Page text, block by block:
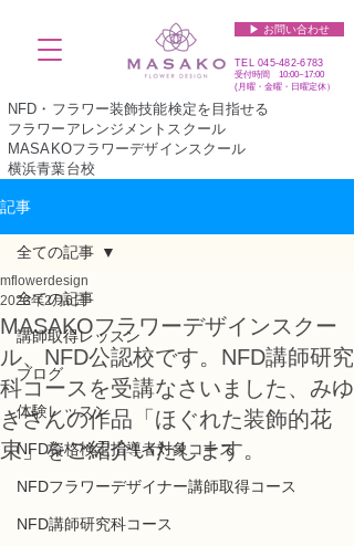
▶︎ お問い合わせ
TEL045-482-6783
受付時間 10:00~17:00​​​
(​月曜・金曜・日曜定休）
NFD・フラワー装飾技能検定を目指せる
フラワーアレンジメントスクール
MASAKOフラワーデザインスクール
横浜青葉台校
記事
全ての記事
講師取得レッスン
ブログ
体験レッスン
NFD資格検定指導者対象コース
NFDフラワーデザイナー講師取得コース
NFD講師研究科コース
全ての記事
MASAKOフラワーデザインスクー
ル、NFD公認校です。NFD講師研究
科コースを受講なさいました、みゆ
きさんの作品「ほぐれた装飾的花
束」をご紹介いたします。
mflowerdesign
2023年2月6日